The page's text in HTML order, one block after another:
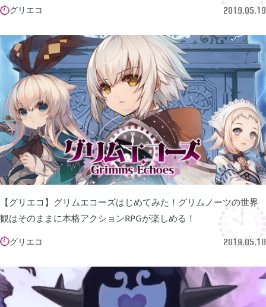
グリエコ 2019.05.19
【グリエコ】グリムエコーズはじめてみた！グリムノーツの世界
観はそのままに本格アクションRPGが楽しめる！
グリエコ 2019.05.18
FGO 2
刀剣乱舞 4
ポケモンスリープ 1
ポケモンマスターズ 2
ポストナイト 1
 ジョジョのピタパタポップ